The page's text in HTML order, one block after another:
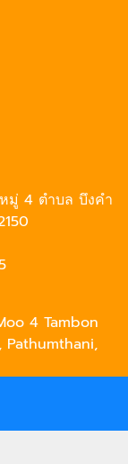
มู่ 4 ตำบล บึงคำ
4 Tambon